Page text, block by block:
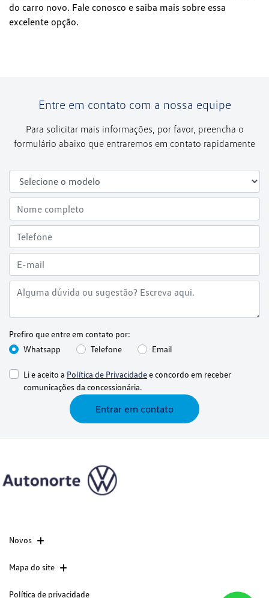
do carro novo. Fale conosco e saiba mais sobre essa
excelente opção.
Entre em contato com a nossa equipe
Para solicitar mais informações, por favor, preencha o
formulário abaixo que entraremos em contato rapidamente
Prefiro que entre em contato por:
Whatsapp
Telefone Email
Li e aceito a Política de Privacidadee concordo em receber
comunicações da concessionária.
Entrar em contato
Novos
Mapa do site
Política de privacidade